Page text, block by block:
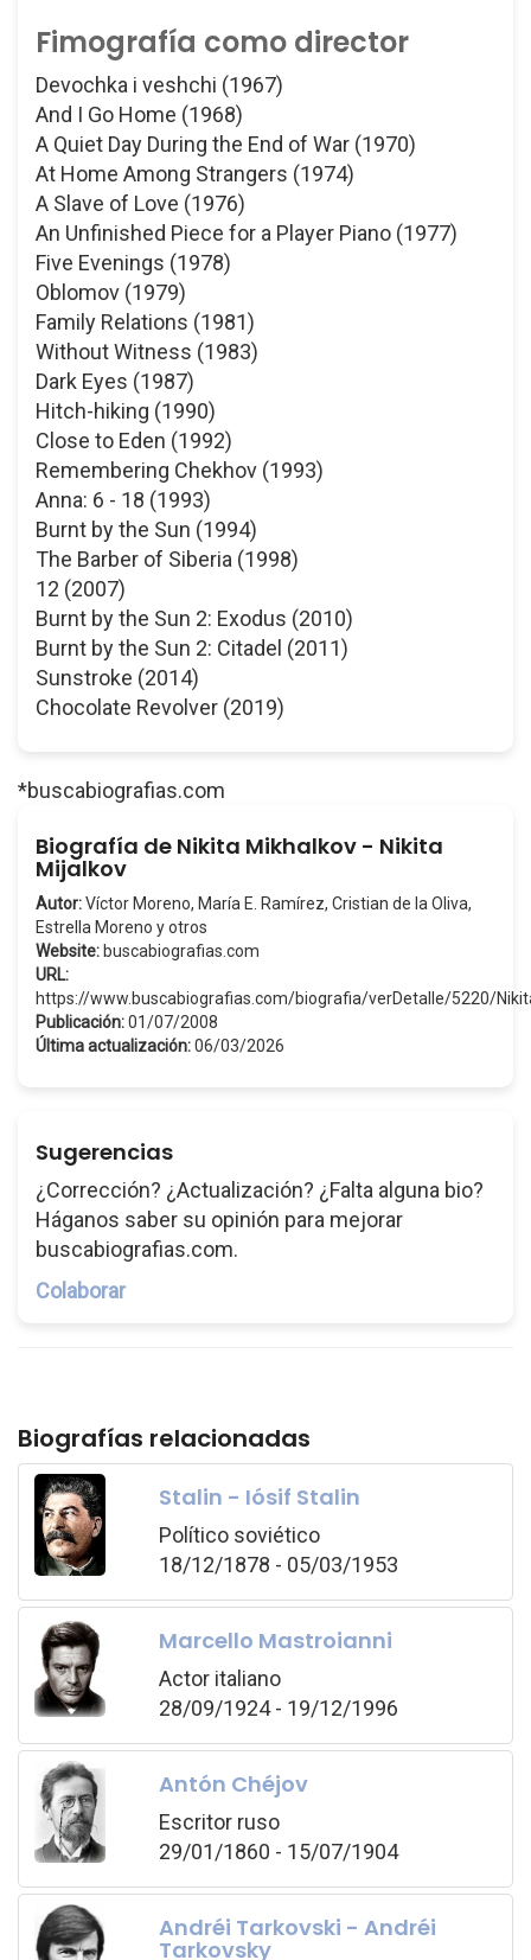
Fimografía como director
Devochka i veshchi (1967)
And I Go Home (1968)
A Quiet Day During the End of War (1970)
At Home Among Strangers (1974)
A Slave of Love (1976)
An Unfinished Piece for a Player Piano (1977)
Five Evenings (1978)
Oblomov (1979)
Family Relations (1981)
Without Witness (1983)
Dark Eyes (1987)
Hitch-hiking (1990)
Close to Eden (1992)
Remembering Chekhov (1993)
Anna: 6 - 18 (1993)
Burnt by the Sun (1994)
The Barber of Siberia (1998)
12 (2007)
Burnt by the Sun 2: Exodus (2010)
Burnt by the Sun 2: Citadel (2011)
Sunstroke (2014)
Chocolate Revolver (2019)
*buscabiografias.com
Biografía de Nikita Mikhalkov - Nikita
Mijalkov
Autor:Víctor Moreno, María E. Ramírez, Cristian de la Oliva,
Estrella Moreno y otros
Website: buscabiografias.com
URL:
https://www.buscabiografias.com/biografia/verDetalle/5220/
Publicación:01/07/2008
Última actualización:06/03/2026
Sugerencias
¿Corrección? ¿Actualización? ¿Falta alguna bio?
Háganos saber su opinión para mejorar
buscabiografias.com.
Colaborar
Biografías relacionadas
Stalin - Iósif Stalin
Político soviético
18/12/1878 - 05/03/1953
Marcello Mastroianni
Actor italiano
28/09/1924 - 19/12/1996
Antón Chéjov
Escritor ruso
29/01/1860 - 15/07/1904
Andréi Tarkovski - Andréi
Tarkovsky